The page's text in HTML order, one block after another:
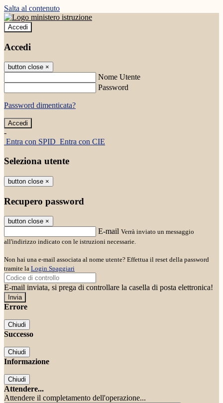
Salta al contenuto
Accedi
Accedi
button close ×
Nome Utente
Password
Password dimenticata?
-
Entra con SPID Entra con CIE
Seleziona utente
button close ×
Recupero password
button close ×
E-mail Verrà inviato un messaggio
all'indirizzo indicato con le istruzioni necessarie.
Non hai una e-mail associata al nome utente? Effettua il reset della password
tramite la Login Spaggiari
E-mail inviata, si prega di controllare la casella di posta elettronica!
Errore
Chiudi
Successo
Chiudi
Informazione
Chiudi
Attendere...
Attendere il completamento dell'operazione...